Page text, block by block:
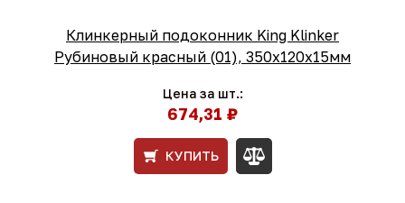
Клинкерный подоконник King Klinker
Рубиновый красный (01), 350х120х15мм
Цена за шт.:
674,31 ₽
КУПИТЬ